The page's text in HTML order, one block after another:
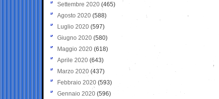
Settembre 2020(465)
Agosto 2020 (588)
Luglio 2020 (597)
Giugno 2020 (580)
Maggio 2020 (618)
Aprile 2020 (643)
Marzo 2020 (437)
Febbraio 2020 (593)
Gennaio 2020 (596)